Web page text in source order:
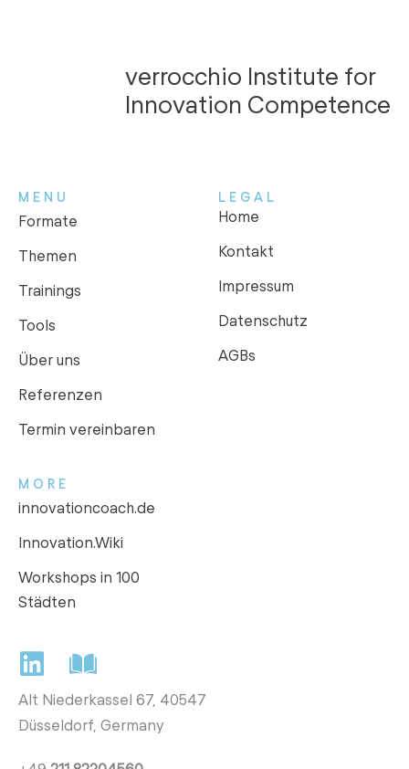
verrocchio Institute for
Innovation Competence
MENU
Formate
Themen
Trainings
Tools
Über uns
Referenzen
Termin vereinbaren
LEGAL
Home
Kontakt
Impressum
Datenschutz
AGBs
MORE
innovationcoach.de
Innovation.Wiki
Workshops in 100
Städten
Alt Niederkassel 67, 40547
Düsseldorf, Germany